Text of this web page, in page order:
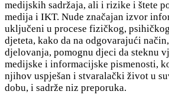
medijskih sadržaja, ali i rizike i štete
medija i IKT. Nude značajan izvor
uključeni u procese fizičkog,
djeteta, kako da na odgovarajući
djelovanja, pomognu djeci da steknu
medijske i informacijske pismenosti,
njihov uspješan i stvaralački život u
dobu, i sadrže niz preporuka.